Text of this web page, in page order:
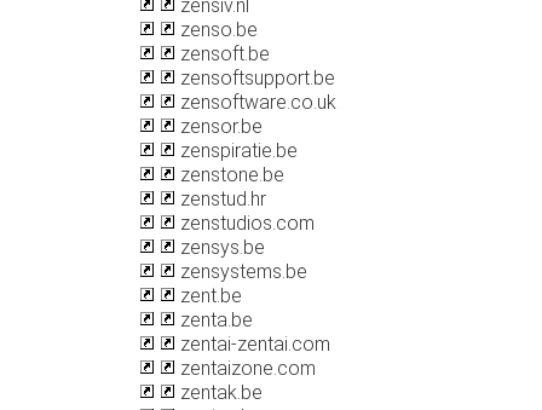
zensiv.nl
zenso.be
zensoft.be
zensoftsupport.be
zensoftware.co.uk
zensor.be
zenspiratie.be
zenstone.be
zenstud.hr
zenstudios.com
zensys.be
zensystems.be
zent.be
zenta.be
zentai-zentai.com
zentaizone.com
zentak.be